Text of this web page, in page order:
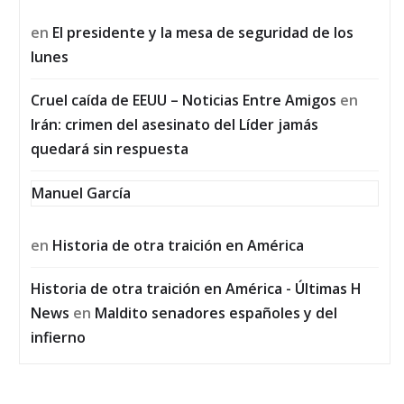
en El presidente y la mesa de seguridad de los
lunes
Cruel caída de EEUU – Noticias Entre Amigos en
Irán: crimen del asesinato del Líder jamás
quedará sin respuesta
Manuel García
en Historia de otra traición en América
Historia de otra traición en América - Últimas H
News en Maldito senadores españoles y del
infierno